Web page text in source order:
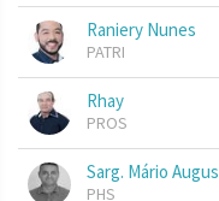
Raniery Nunes
PATRI
Rhay
PROS
Sarg. Mário
PHS